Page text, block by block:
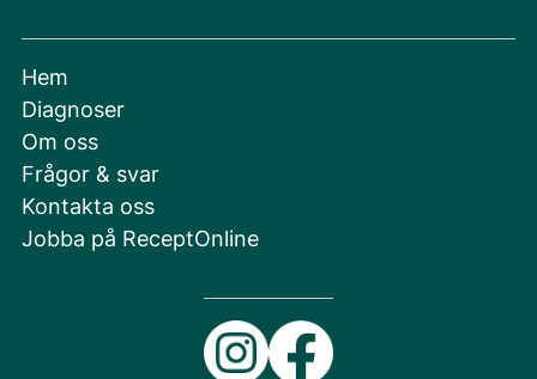
Hem
Diagnoser
Om oss
Frågor & svar
Kontakta oss
Jobba på ReceptOnline